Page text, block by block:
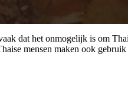
dat het onmogelijk is om
mensen maken ook gebruik